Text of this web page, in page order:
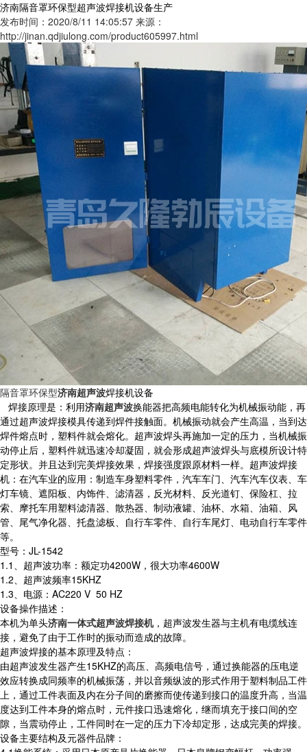
济南隔音罩环保型超声波焊接机设备生产
发布时间：2020/8/11 14:05:57 来源：
http://jinan.qdjiulong.com/product605997.html
隔音罩环保型济南超声波焊接机设备
焊接原理是：利用济南超声波换能器把高频电能转化为机械振动能，再
通过超声波焊接模具传递到焊件接触面。机械振动就会产生高温，当到达
焊件熔点时，塑料件就会熔化。超声波焊头再施加一定的压力，当机械振
动停止后，塑料件就迅速冷却凝固，就会形成超声波焊头与底模所设计特
定形状。并且达到完美焊接效果，焊接强度跟原材料一样。超声波焊接
机：在汽车业的应用：制造车身塑料零件，汽车车门、汽车汽车仪表、车
灯车镜、遮阳板、内饰件、滤清器，反光材料、反光道钉、保险杠、拉
索、摩托车用塑料滤清器、散热器、制动液罐、油杯、水箱、油箱、风
管、尾气净化器、托盘滤板、自行车零件、自行车尾灯、电动自行车零件
等。
型号：JL-1542
1.1、超声波功率：额定功4200W，很大功率4600W
1.2、超声波频率15KHZ
1.3、电源：AC220 V 50 HZ
设备操作描述：
本机为单头济南一体式超声波焊接机，超声波发生器与主机有电缆线连
接，避免了由于工作时的振动而造成的故障。
超声波焊接的基本原理及特点：
由超声波发生器产生15KHZ的高压、高频电信号，通过换能器的压电逆
效应转换成同频率的机械振荡，并以音频纵波的形式作用于塑料制品工件
上，通过工件表面及内在分子间的磨擦而使传递到接口的温度升高，当温
度达到工件本身的熔点时，元件接口迅速熔化，继而填充于接口间的空
隙，当震动停止，工件同时在一定的压力下冷却定形，达成完美的焊接。
设备主要结构及元器件品牌：